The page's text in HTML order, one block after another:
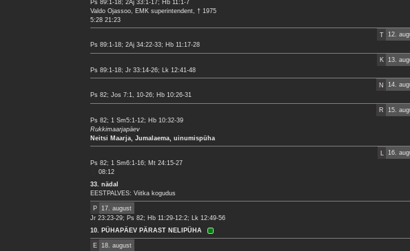
Ps 89:1-18; 2Aj 33:1-17; Hb 11:1-7
Valdo Ojassoo, EMK superintendent, † 1975
5:28 21:23
T
12.
Ps 89:1-18; 2Aj 34:22-33; Hb 11:17-28
K
13.
Ps 89:1-18; Jr 33:14-26; Lk 12:41-48
N
14.
Ps 82; Jos 7:1, 10-26; Hb 10:26-31
R
15.
Ps 82; 1 Sm5:1-12; Hb 10:32-39
Rukkimaarjapäev
Neitsi Maarja, Jumalaema, uinumispüha
L
16.
Ps 82; 1 Sm6:1-16; Mt 24:15-27
08:12
33. nädal
EESTPALVES: Viitka kogudus
P
17. august
Jr 23:23-29; Ps 82; Hb 11:29-12:2; Lk 12:49-56
10. PÜHAPÄEV PÄRAST NELIPÜHA
E
18. august